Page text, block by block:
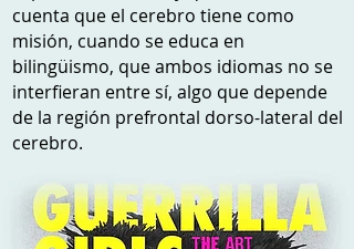
cuenta que el cerebro tiene como
misión, cuando se educa en
bilingüismo, que ambos idiomas no se
interfieran entre sí, algo que depende
de la región prefrontal dorso-lateral del
cerebro.